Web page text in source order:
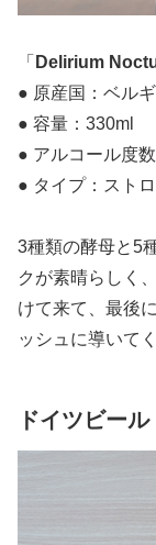
「 Delirium
● 原産国：ベル
● 容量：330ml
● アルコール度
● タイプ：スト
3種類の酵母と5
クが素晴らしく
けて来て、最後
ッシュに導いて
ドイツビー